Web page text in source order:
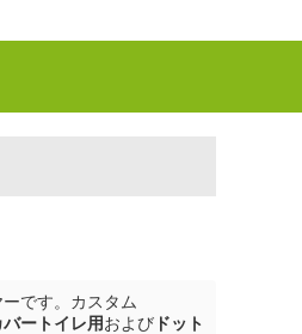
です。カスタム
ートイレ用および ドット